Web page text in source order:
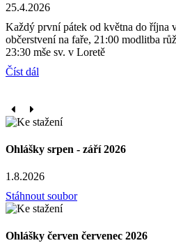
Stránky Kněžské fraternity sv. Petra
25.4.2026
Každý první pátek od května do října
občerstvení na faře, 21:00 modlitba
23:30 mše sv. v Loretě
Číst dál
Ohlášky srpen - září 2026
1.8.2026
Stáhnout soubor
Ohlášky červen červenec 2026